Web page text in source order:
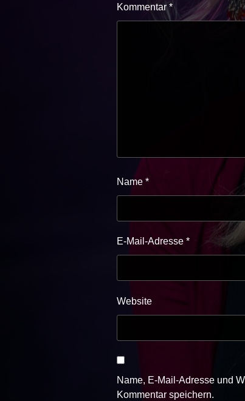
Kommentar*
Name *
E-Mail-Adresse *
Website
Name, E-Mail-Adresse und
Kommentar speichern.